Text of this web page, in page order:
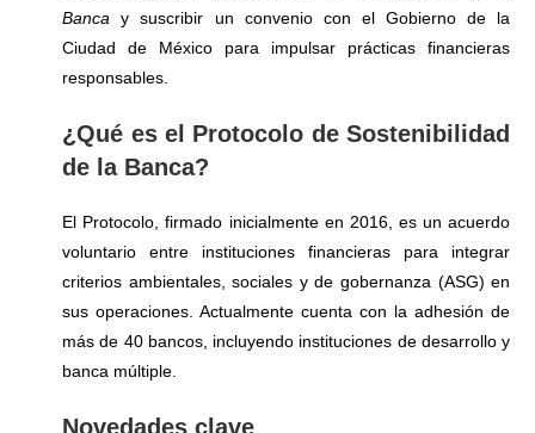
Banca y suscribir un convenio con el Gobierno de la
Ciudad de México para impulsar prácticas financieras
responsables.
¿Qué es el Protocolo de Sostenibilidad
de la Banca?
El Protocolo, firmado inicialmente en 2016, es un acuerdo
voluntario entre instituciones financieras para integrar
criterios ambientales, sociales y de gobernanza (ASG) en
sus operaciones. Actualmente cuenta con la adhesión de
más de 40 bancos, incluyendo instituciones de desarrollo y
banca múltiple.
Novedades clave